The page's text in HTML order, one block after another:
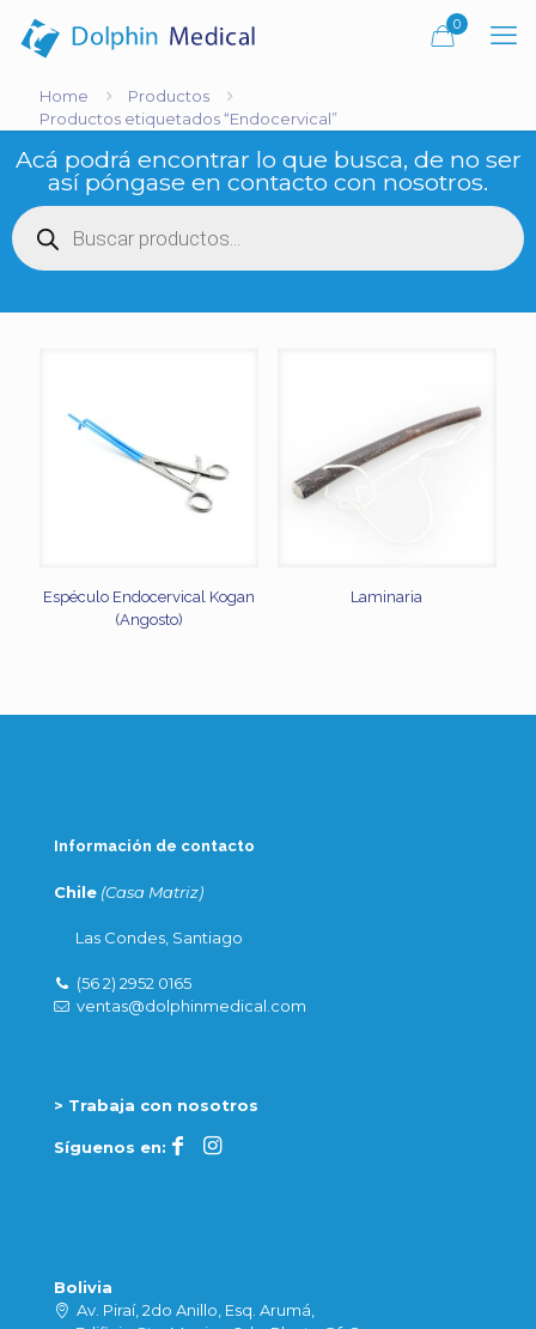
0
Home
Productos
Productos etiquetados “Endocervical”
Acá podrá encontrar lo que busca, de no ser
así póngase en contacto con nosotros.
Búsqueda
de
productos
Espéculo Endocervical Kogan
(Angosto)
Laminaria
Información de contacto
Chile (Casa Matriz)
Las Condes, Santiago
(56 2) 2952 0165
ventas@dolphinmedical.com
> Trabaja con nosotros
Síguenos en:
Bolivia
Av. Piraí, 2do Anillo, Esq. Arumá,